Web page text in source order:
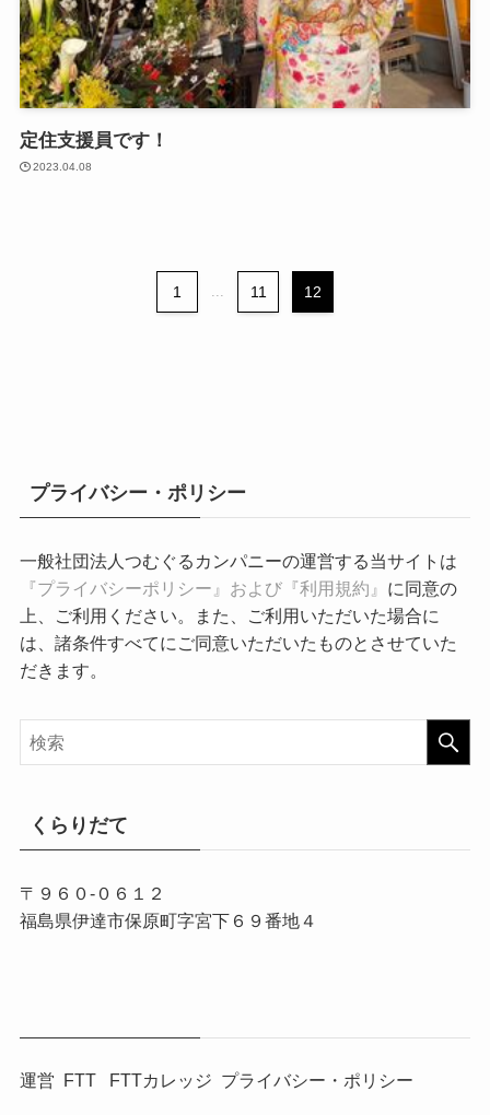
定住支援員です！
2023.04.08
1 ... 11 12
プライバシー・ポリシー
一般社団法人つむぐるカンパニーの運営する当サイトは
『プライバシーポリシー』および『利用規約』 に同意の
上、ご利用ください。また、ご利用いただいた場合に
は、諸条件すべてにご同意いただいたものとさせていた
だきます。
くらりだて
〒９６０-０６１２
福島県伊達市保原町字宮下６９番地４
運営 FTT FTTカレッジ プライバシー・ポリシー